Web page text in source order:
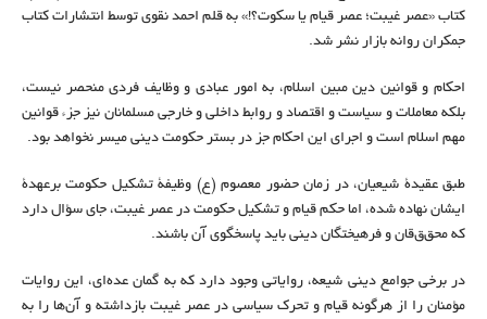
کتاب «عصر غیبت؛ عصر قیام یا سکوت؟!» به قلم احمد نقوی توسط انتشارات کتاب
جمکران روانه بازار نشر شد.
احکام و قوانین دین مبین اسلام، به امور عبادی و وظایف فردی منحصر نیست،
بلکه معاملات و سیاست و اقتصاد و روابط داخلی و خارجی مسلمانان نیز جزء قوانین
مهم اسلام است و اجرای این احکام جز در بستر حکومت دینی میسر نخواهد بود.
طبق عقیدۀ شیعیان، در زمان حضور معصوم (ع) وظیفۀ تشکیل حکومت برعهدۀ
ایشان نهاده شده، اما حکم قیام و تشکیل حکومت در عصر غیبت، جای سؤال دارد
که محق‌ق‌قان و فرهیختگان دینی باید پاسخگوی آن باشند.
در برخی جوامع دینی شیعه، روایاتی وجود دارد که به گمان عده‌ای، این روایات
مؤمنان را از هرگونه قیام و تحرک سیاسی در عصر غیبت بازداشته و آن‌ها را به